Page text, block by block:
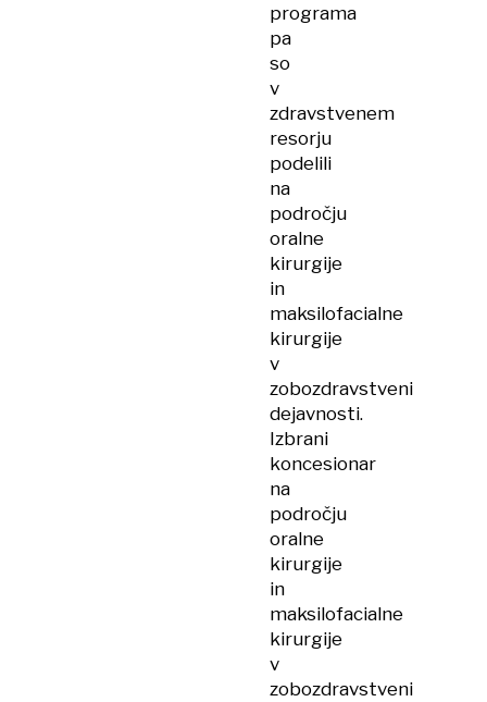
programa
pa
so
v
zdravstvenem
resorju
podelili
na
področju
oralne
kirurgije
in
maksilofacialne
kirurgije
v
zobozdravstveni
dejavnosti.
Izbrani
koncesionar
na
področju
oralne
kirurgije
in
maksilofacialne
kirurgije
v
zobozdravstveni